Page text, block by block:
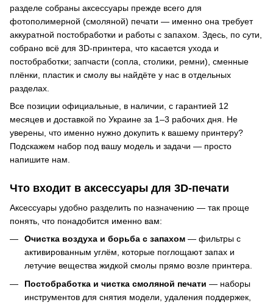
разделе собраны аксессуары прежде всего для
фотополимерной (смоляной) печати — именно она требует
аккуратной постобработки и работы с запахом. Здесь, по сути,
собрано всё для 3D-принтера, что касается ухода и
постобработки; запчасти (сопла, столики, ремни), сменные
плёнки, пластик и смолу вы найдёте у нас в отдельных
разделах.
Все позиции официальные, в наличии, с гарантией 12
месяцев и доставкой по Украине за 1–3 рабочих дня. Не
уверены, что именно нужно докупить к вашему принтеру?
Подскажем набор под вашу модель и задачи — просто
напишите нам.
Что входит в аксессуары для 3D-печати
Аксессуары удобно разделить по назначению — так проще
понять, что понадобится именно вам:
Очистка воздуха и борьба с запахом — фильтры с
активированным углём, которые поглощают запах и
летучие вещества жидкой смолы прямо возле принтера.
Постобработка и чистка смоляной печати — наборы
инструментов для снятия модели, удаления поддержек,